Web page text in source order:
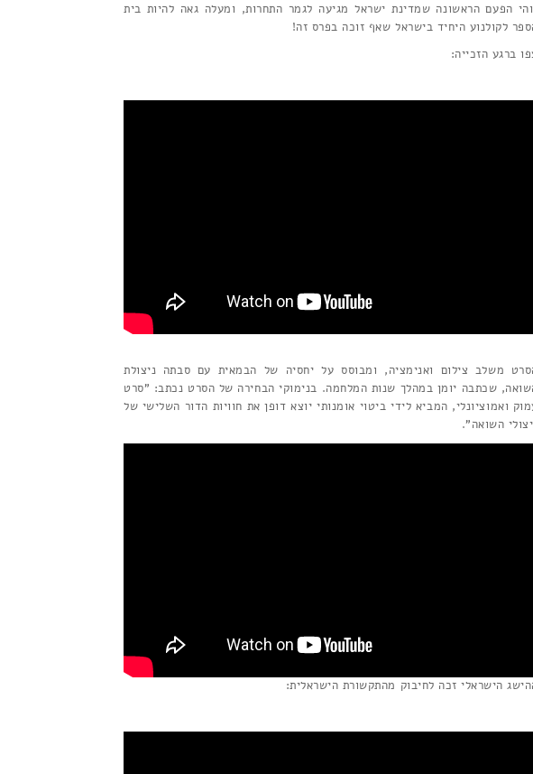
הפעם הראשונה שמדינת ישראל מגיעה לגמר התחרות, ומעלה גאה להיות בית
לקולנוע היחיד בישראל שאף זוכה בפרס זה!
ברגע הזכייה:
משלב צילום ואנימציה, ומבוסס על יחסיה של הבמאית עם סבתה ניצולת
שכתבה יומן במהלך שנות המלחמה. בנימוקי הבחירה של הסרט נכתב: "סרט
ואמוציונלי, המביא לידי ביטוי אומנותי יוצא דופן את חוויות הדור השלישי של
השואה".
הישראלי זכה לחיבוק מהתקשורת הישראלית: